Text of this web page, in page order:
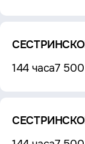
144 часа7